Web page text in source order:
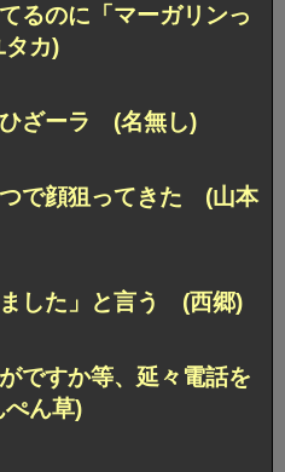
るのに 「マーガリンっ
カ)
ざーラ (名無し)
で顔狙ってきた (山本
した」と言う (西郷)
ですか等、 延々電話を
ん草)